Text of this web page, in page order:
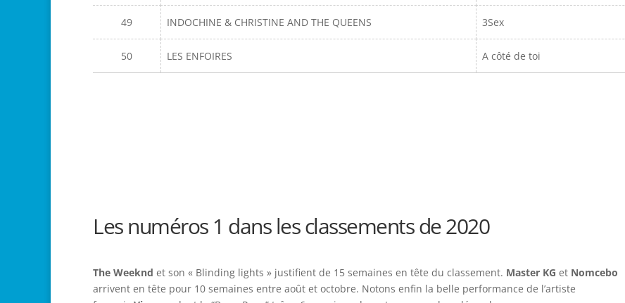
49 INDOCHINE & CHRISTINE AND THE QUEENS 3Sex
50 LES ENFOIRES A côté de toi
Les numéros 1 dans les classements de 2020
The Weeknd et son « Blinding lights » justifient de 15 semaines en tête du classement. Master KG et Nomcebo
arrivent en tête pour 10 semaines entre août et octobre. Notons enfin la belle performance de l’artiste